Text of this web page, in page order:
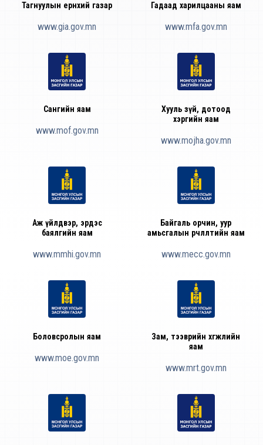
Тагнуулын ерөнхий газар
www.gia.gov.mn
Гадаад харилцааны яам
www.mfa.gov.mn
Сангийн яам
www.mof.gov.mn
Хууль зүй, дотоод
хэргийн яам
www.mojha.gov.mn
Аж үйлдвэр, эрдэс
баялгийн яам
www.mmhi.gov.mn
Байгаль орчин, уур
амьсгалын өөрчлөлтийн яам
www.mecc.gov.mn
Боловсролын яам
www.moe.gov.mn
Зам, тээврийн хөгжлийн
яам
www.mrt.gov.mn